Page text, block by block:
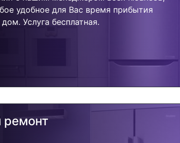
удобное для Вас время прибытия
Услуга бесплатная.
ремонт